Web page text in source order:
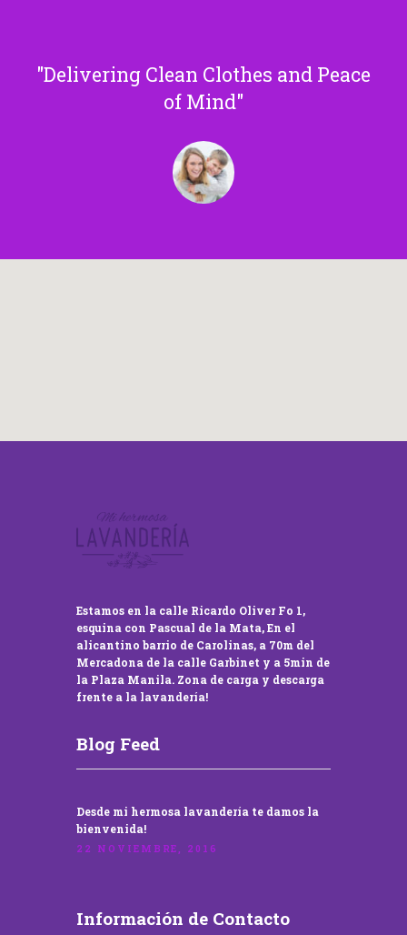
Delivering Clean Clothes and Peace
of Mind
Estamos en la calle Ricardo Oliver Fo 1,
esquina con Pascual de la Mata, En el
alicantino barrio de Carolinas, a 70m del
Mercadona de la calle Garbinet y a 5min de
la Plaza Manila. Zona de carga y descarga
frente a la lavandería!
Blog Feed
Desde mi hermosa lavandería te damos la
bienvenida!
22 NOVIEMBRE, 2016
Información de Contacto